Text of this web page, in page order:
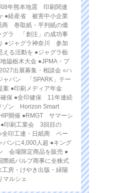
8年熊本地震 印刷関連
●経産省 被害中小企業
商 巻取紙・平判紙の価
グラ 「創注」の成功事
●ジャグラ神奈川 参加
える活動を ●ジャグラ栃
協栃木大会 ●JPMA・プ
出展募集・相談会 ○ハ
ャパン 「SPARK」テー
案 ●印刷メディア年金
確保 ●全印健保 11年連続
ゾン Horizon Smart
開催 ●RMGT サマーシ
●印刷工業会 3回目の
○全印工連・日紙商 ペー
パンに4,000人超 ●キング
会場限定商品を販売 ●
紙パルプ商事に全株式
房・けやき出版・緑陽
ルシェ